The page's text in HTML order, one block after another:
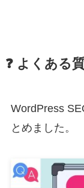
❓ よくある
WordPress
とめました。